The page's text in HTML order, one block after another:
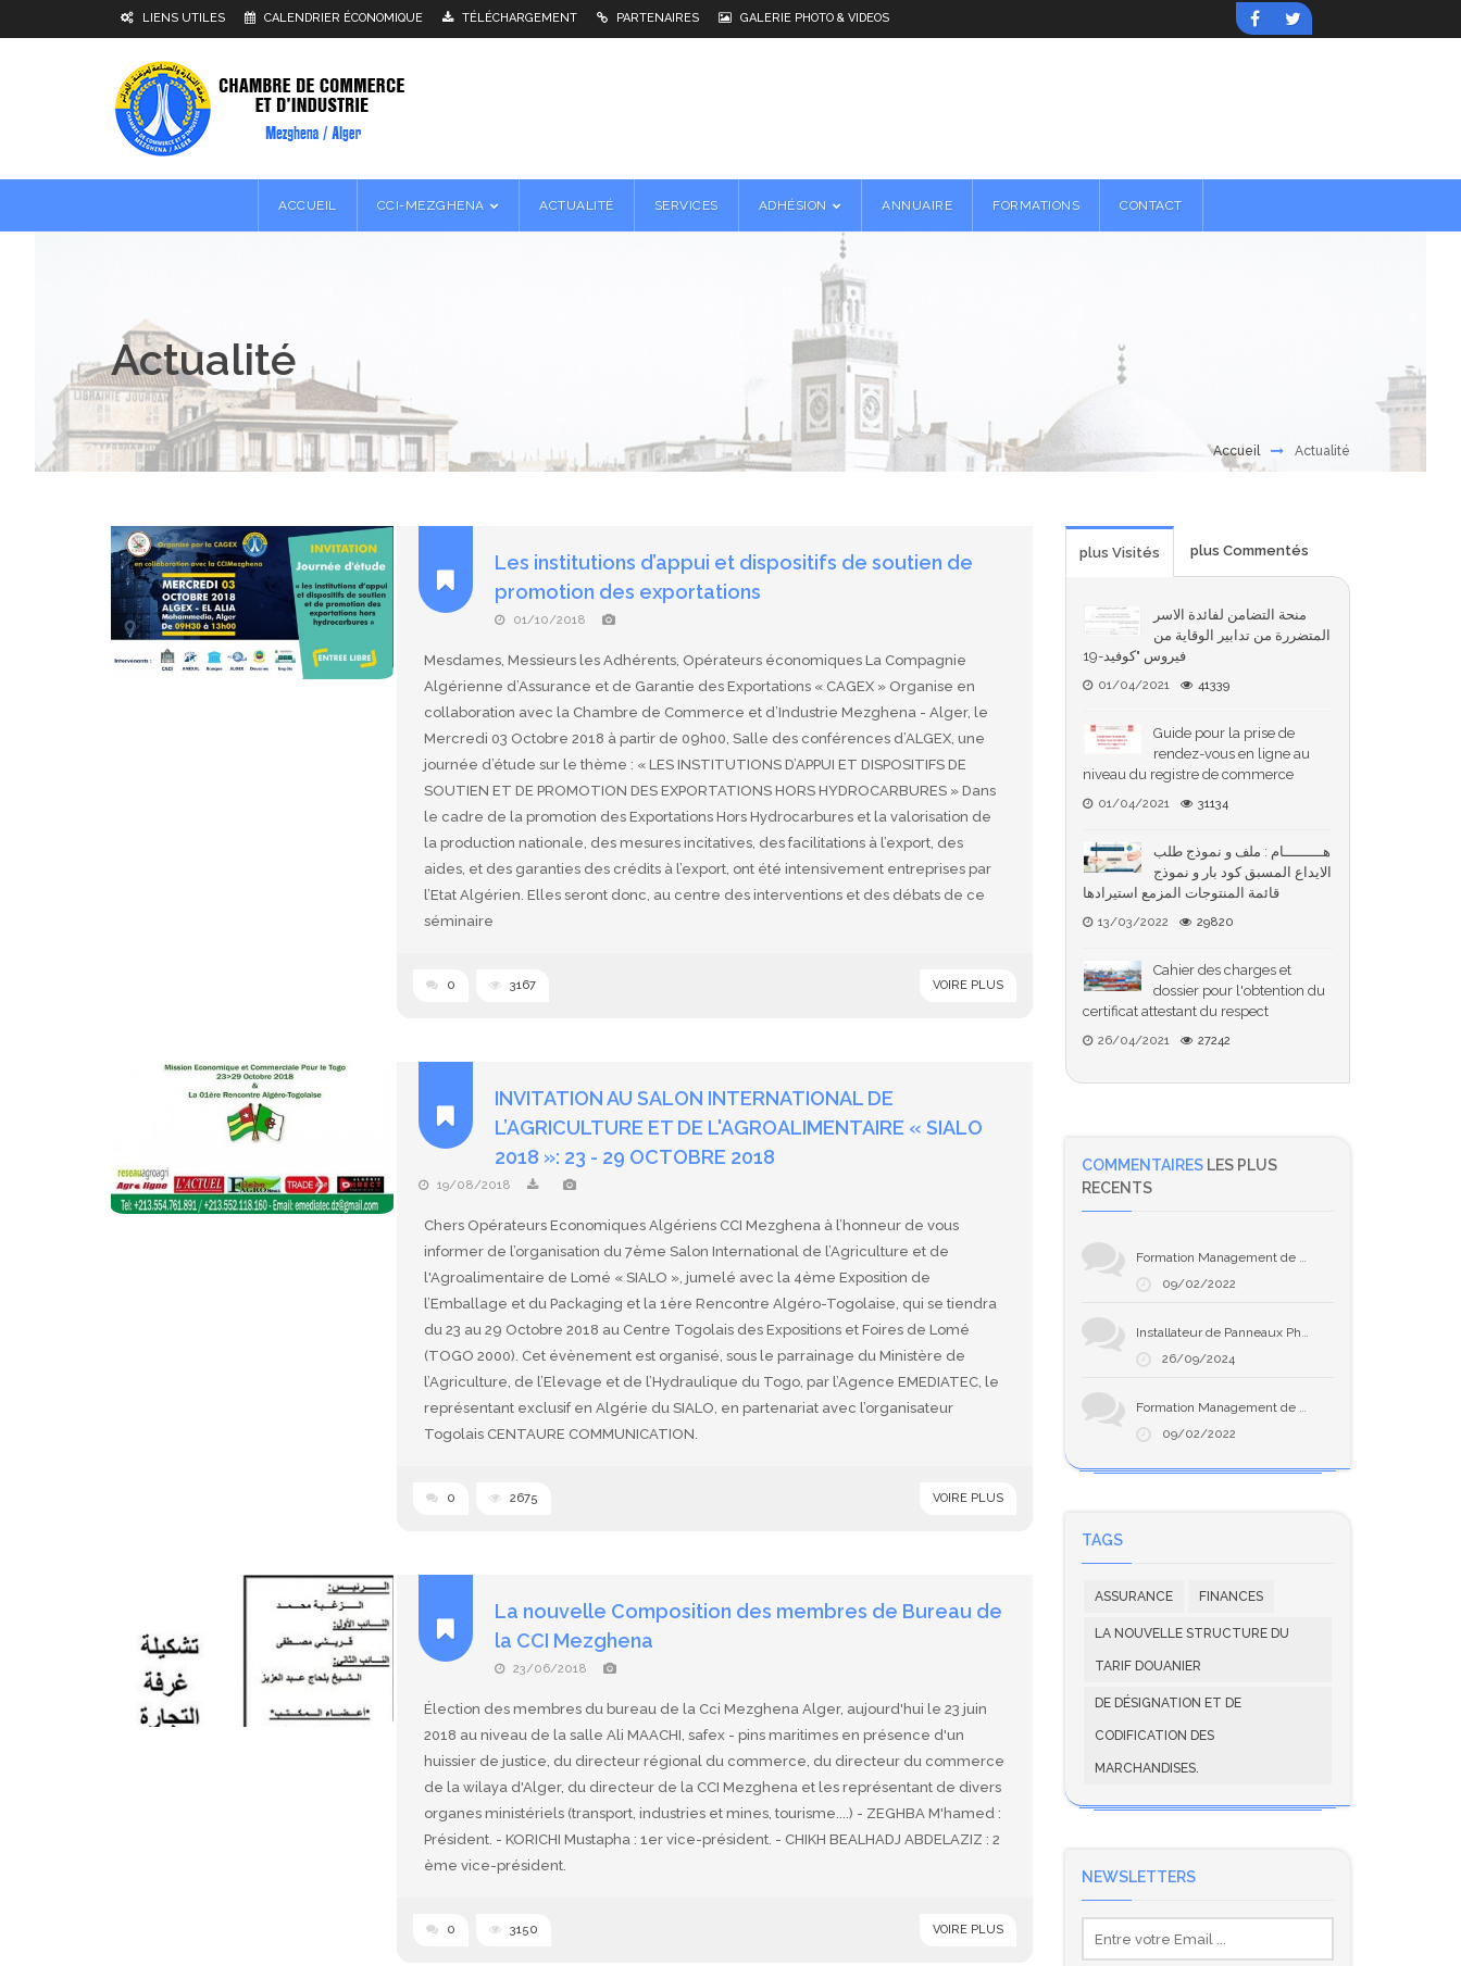
LIENS UTILES CALENDRIER ÉCONOMIQUE TÉLÉCHARGEMENT PARTENAIRES GALERIE PHOTO & VIDEOS
ACCUEIL CCI-MEZGHENA ACTUALITÉ SERVICES ADHÉSION ANNUAIRE FORMATIONS CONTACT
Actualité
Accueil Actualité
Les institutions d’appui et dispositifs de soutien de
promotion des exportations
01/10/2018
Mesdames, Messieurs les Adhérents, Opérateurs économiques La Compagnie
Algérienne d’Assurance et de Garantie des Exportations « CAGEX » Organise en
collaboration avec la Chambre de Commerce et d’Industrie Mezghena - Alger, le
Mercredi 03 Octobre 2018 à partir de 09h00, Salle des conférences d’ALGEX, une
journée d’étude sur le thème : « LES INSTITUTIONS D’APPUI ET DISPOSITIFS DE
SOUTIEN ET DE PROMOTION DES EXPORTATIONS HORS HYDROCARBURES » Dans
le cadre de la promotion des Exportations Hors Hydrocarbures et la valorisation de
la production nationale, des mesures incitatives, des facilitations à l’export, des
aides, et des garanties des crédits à l’export, ont été intensivement entreprises par
l’Etat Algérien. Elles seront donc, au centre des interventions et des débats de ce
séminaire
0 3167 VOIRE PLUS
INVITATION AU SALON INTERNATIONAL DE
L’AGRICULTURE ET DE L'AGROALIMENTAIRE « SIALO
2018 »: 23 - 29 OCTOBRE 2018
19/08/2018
Chers Opérateurs Economiques Algériens CCI Mezghena à l’honneur de vous
informer de l’organisation du 7ème Salon International de l’Agriculture et de
l'Agroalimentaire de Lomé « SIALO », jumelé avec la 4ème Exposition de
l’Emballage et du Packaging et la 1ère Rencontre Algéro-Togolaise, qui se tiendra
du 23 au 29 Octobre 2018 au Centre Togolais des Expositions et Foires de Lomé
(TOGO 2000). Cet évènement est organisé, sous le parrainage du Ministère de
l’Agriculture, de l’Elevage et de l’Hydraulique du Togo, par l’Agence EMEDIATEC, le
représentant exclusif en Algérie du SIALO, en partenariat avec l’organisateur
Togolais CENTAURE COMMUNICATION.
0 2675 VOIRE PLUS
La nouvelle Composition des membres de Bureau de
la CCI Mezghena
23/06/2018
Élection des membres du bureau de la Cci Mezghena Alger, aujourd'hui le 23 juin
2018 au niveau de la salle Ali MAACHI, safex - pins maritimes en présence d'un
huissier de justice, du directeur régional du commerce, du directeur du commerce
de la wilaya d'Alger, du directeur de la CCI Mezghena et les représentant de divers
organes ministériels (transport, industries et mines, tourisme....) - ZEGHBA M'hamed :
Président. - KORICHI Mustapha : 1er vice-président. - CHIKH BEALHADJ ABDELAZIZ : 2
ème vice-président.
0 3150 VOIRE PLUS
plus Visités plus Commentés
منحة التضامن لفائدة الاسر
المتضررة من تدابير الوقاية من
فيروس "كوفيد-19
01/04/2021 41339
Guide pour la prise de
rendez-vous en ligne au
niveau du registre de commerce
01/04/2021 31134
هـــــــــام : ملف و نموذج طلب
الايداع المسبق كود بار و نموذج
قائمة المنتوجات المزمع استيرادها
13/03/2022 29820
Cahier des charges et
dossier pour l'obtention du
certificat attestant du respect
26/04/2021 27242
COMMENTAIRESLES PLUS
RECENTS
09/02/2022
26/09/2024
Formation Management de projet selon PMP-PMI
09/02/2022
TAGS
ASSURANCE FINANCES
LA NOUVELLE STRUCTURE DU
TARIF DOUANIER
DE DÉSIGNATION ET DE
CODIFICATION DES
MARCHANDISES.
NEWSLETTERS